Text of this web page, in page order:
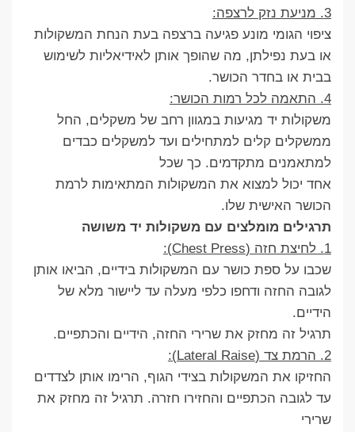
3. מניעת נזק לרצפה:
ציפוי הגומי מונע פגיעה ברצפה בעת הנחת המשקולות
או בעת נפילתן, מה שהופך אותן לאידיאליות לשימוש
בבית או בחדר הכושר.
4. התאמה לכל רמות הכושר:
משקולות יד מגיעות במגוון רחב של משקלים, החל
ממשקלים קלים למתחילים ועד למשקלים כבדים
למתאמנים מתקדמים. כך שכל
אחד יכול למצוא את המשקולות המתאימות לרמת
הכושר האישית שלו.
תרגילים מומלצים עם משקולות יד משושה
1. לחיצת חזה (Chest Press):
שכבו על ספת כושר עם המשקולות בידיים, הביאו אותן
לגובה החזה ודחפו כלפי מעלה עד ליישור מלא של
הידיים.
תרגיל זה מחזק את שרירי החזה, הידיים והכתפיים.
2. הרמת צד (Lateral Raise):
החזיקו את המשקולות בצידי הגוף, הרימו אותן לצדדים
עד לגובה הכתפיים והחזירו חזרה. תרגיל זה מחזק את
שרירי